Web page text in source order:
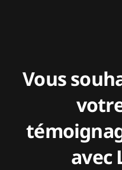
Vous
avec